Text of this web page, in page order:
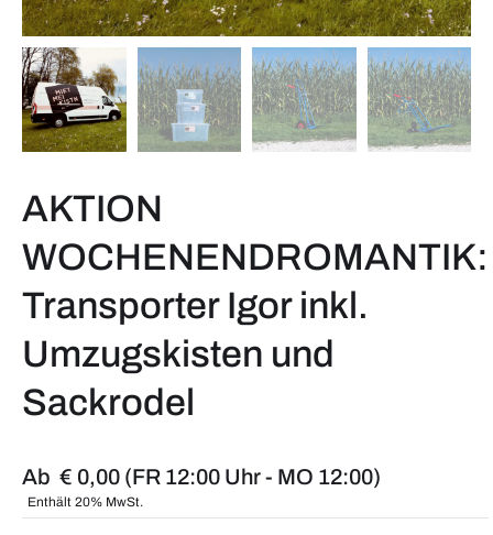
AKTION
WOCHENENDROMANTIK:
Transporter Igor inkl.
Umzugskisten und
Sackrodel
Ab € 0,00 (FR 12:00 Uhr - MO 12:00)
Enthält 20% MwSt.